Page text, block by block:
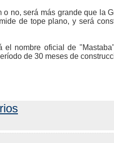
o no, será más grande que la
de tope plano, y será
el nombre oficial de
de 30 meses de